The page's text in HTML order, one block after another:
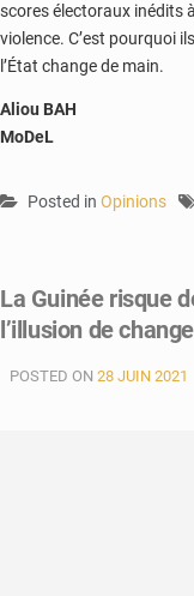
scores électoraux inédits
violence. C’est pourquoi
l’État change de main.
Aliou BAH
MoDeL
Posted in Opinions
La Guinée risque
l’illusion de
POSTED ON 28 JUIN 2021